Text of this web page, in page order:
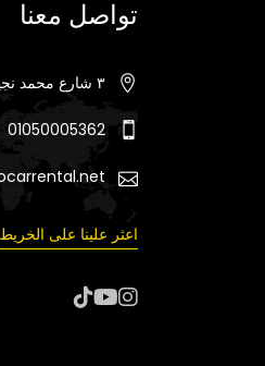
تواصل معنا
٣ شارع محمد نجيب - التجمع
01050005362
اعثر علينا على